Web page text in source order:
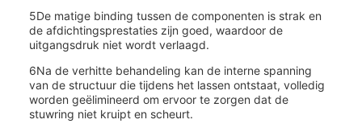
5De matige binding tussen de componenten is strak en
de afdichtingsprestaties zijn goed, waardoor de
uitgangsdruk niet wordt verlaagd.
6Na de verhitte behandeling kan de interne spanning
van de structuur die tijdens het lassen ontstaat, volledig
worden geëlimineerd om ervoor te zorgen dat de
stuwring niet kruipt en scheurt.